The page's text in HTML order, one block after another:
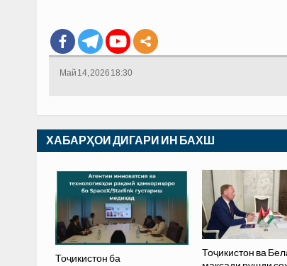
Май 14, 2026 18:30
ХАБАРҲОИ ДИГАРИ ИН БАХШ
Тоҷикистон ба
Тоҷикистон ва